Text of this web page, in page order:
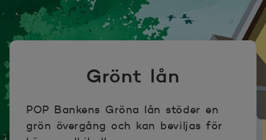
Grönt lån
POP Bankens Gröna lån stöder en
grön övergång och kan beviljas för